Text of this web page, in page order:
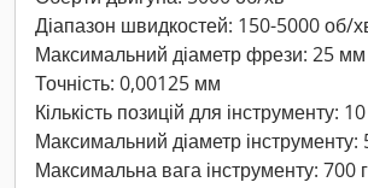
Діапазон швидкостей: 150-5000 об/
Максимальний діаметр фрези: 25 мм
Точність: 0,00125 мм
Кількість позицій для інструменту: 10
Максимальний діаметр
Максимальна вага інструменту: 700 г